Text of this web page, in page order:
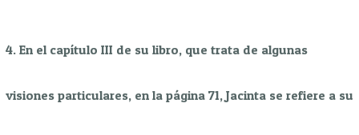
4. En el capítulo III de su libro, que trata de algunas
visiones particulares, en la página 71, Jacinta se refiere a su